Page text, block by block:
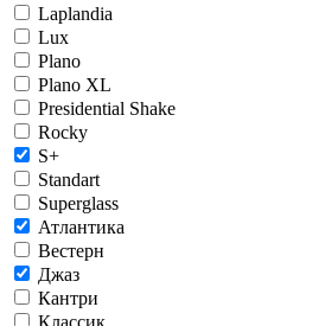
Laplandia
Lux
Plano
Plano XL
Presidential Shake
Rocky
S+
Standart
Superglass
Атлантика
Вестерн
Джаз
Кантри
Классик